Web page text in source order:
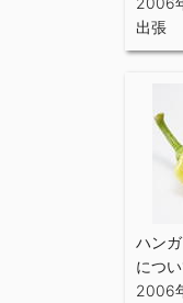
出張
ハン
につ
2006